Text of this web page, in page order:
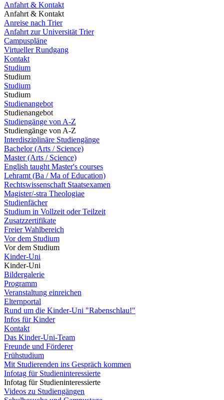
Anfahrt & Kontakt
Anfahrt & Kontakt
Anreise nach Trier
Anfahrt zur Universität Trier
Campuspläne
Virtueller Rundgang
Kontakt
Studium
Studium
Studium
Studium
Studienangebot
Studienangebot
Studiengänge von A-Z
Studiengänge von A-Z
Interdisziplinäre Studiengänge
Bachelor (Arts / Science)
Master (Arts / Science)
English taught Master's courses
Lehramt (Ba / Ma of Education)
Rechtswissenschaft Staatsexamen
Magister/-stra Theologiae
Studienfächer
Studium in Vollzeit oder Teilzeit
Zusatzzertifikate
Freier Wahlbereich
Vor dem Studium
Vor dem Studium
Kinder-Uni
Kinder-Uni
Bildergalerie
Programm
Veranstaltung einreichen
Elternportal
Rund um die Kinder-Uni "Rabenschlau!"
Infos für Kinder
Kontakt
Das Kinder-Uni-Team
Freunde und Förderer
Frühstudium
Mit Studierenden ins Gespräch kommen
Infotag für Studieninteressierte
Infotag für Studieninteressierte
Videos zu Studiengängen